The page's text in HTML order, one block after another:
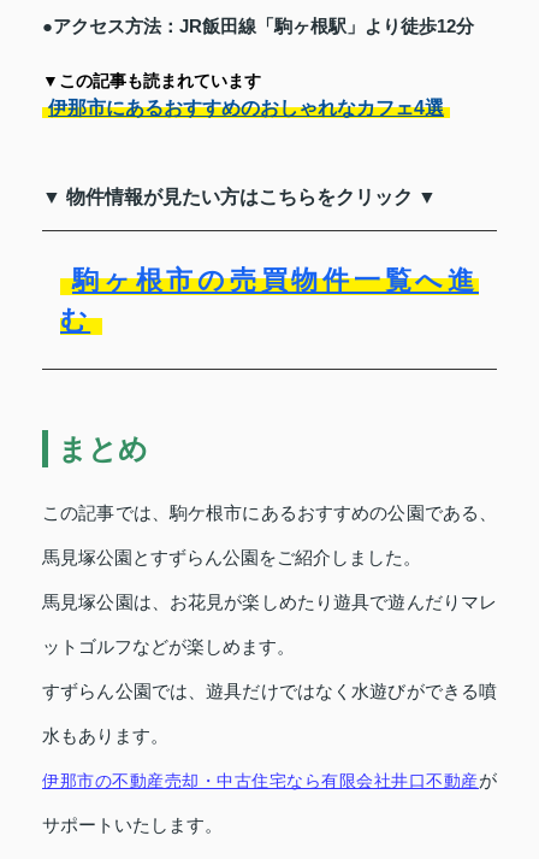
●アクセス方法：JR飯田線「駒ヶ根駅」より徒歩12分
▼この記事も読まれています
伊那市にあるおすすめのおしゃれなカフェ4選
▼ 物件情報が見たい方はこちらをクリック ▼
駒ヶ根市の売買物件一覧へ進
む
まとめ
この記事では、駒ケ根市にあるおすすめの公園である、
馬見塚公園とすずらん公園をご紹介しました。
馬見塚公園は、お花見が楽しめたり遊具で遊んだりマレ
ットゴルフなどが楽しめます。
すずらん公園では、遊具だけではなく水遊びができる噴
水もあります。
伊那市の不動産売却・中古住宅なら有限会社井口不動産が
サポートいたします。